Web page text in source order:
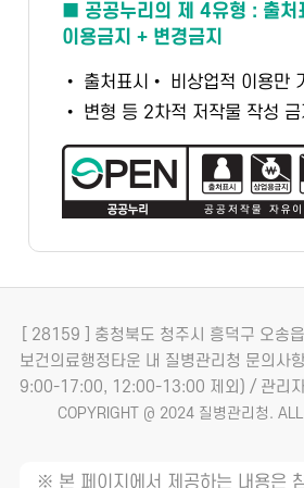
■ 공공누리의 제 4유형 : 출처
이용금지 + 변경금지
• 출처표시 • 비상업적 이용만
• 변형 등 2차적 저작물 작성 금
[ 28159 ] 충청북도 청주시 흥덕구 오송
보건의료행정타운 내 질병관리청 문의사
9:00-17:00, 12:00-13:00 제외) / 관리자
COPYRIGHT @ 2024 질병관리청.
※ 본 페이지에서 제공하는 내용은